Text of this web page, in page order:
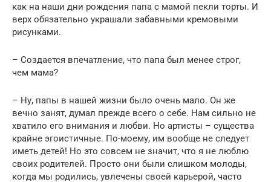
как на наши дни рождения папа с мамой пекли торты. И
верх обязательно украшали забавными кремовыми
рисунками.
– Создается впечатление, что папа был менее строг,
чем мама?
– Ну, папы в нашей жизни было очень мало. Он же
вечно занят, думал прежде всего о себе. Нам сильно не
хватило его внимания и любви. Но артисты – существа
крайне эгоистичные. По-моему, им вообще не следует
иметь детей! Но это совсем не значит, что я не люблю
своих родителей. Просто они были слишком молоды,
когда мы родились, увлечены своей карьерой, часто